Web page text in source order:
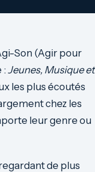
Son (Agir pour
: Jeunes, Musique et
les plus écoutés
chez les
leur genre ou
de plus